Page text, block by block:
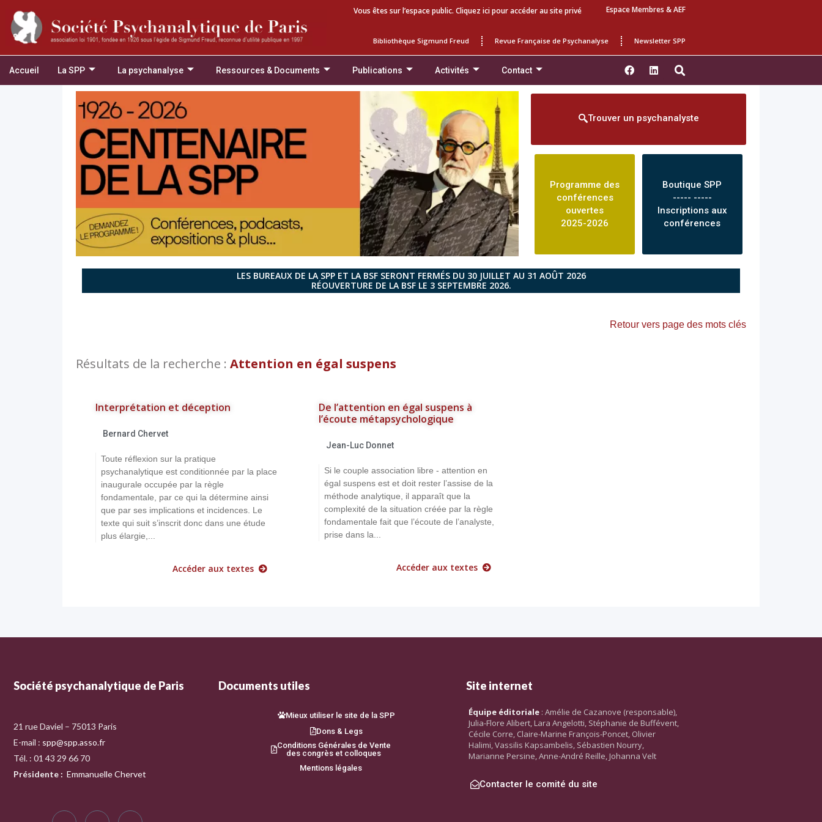
Vous êtes sur l’espace public. Cliquez ici pour accéder au site privé Espace Membres & AEF
Bibliothèque Sigmund Freud Revue Française de Psychanalyse Newsletter SPP
Accueil La SPP La psychanalyse Ressources & Documents Publications Activités Contact
Trouver un psychanalyste
Programme des
conférences
ouvertes
2025-2026
Boutique SPP
----- -----
Inscriptions aux
conférences
LES BUREAUX DE LA SPP ET LA BSF SERONT FERMÉS DU 30 JUILLET AU 31 AOÛT 2026
RÉOUVERTURE DE LA BSF LE 3 SEPTEMBRE 2026.
Retour vers page des mots clés
Résultats de la recherche : Attention en égal suspens
Interprétation et déception
Bernard Chervet
Toute réflexion sur la pratique
psychanalytique est conditionnée par la place
inaugurale occupée par la règle
fondamentale, par ce qui la détermine ainsi
que par ses implications et incidences. Le
texte qui suit s’inscrit donc dans une étude
plus élargie,...
Accéder aux textes
De l’attention en égal suspens à
l’écoute métapsychologique
Jean-Luc Donnet
Si le couple association libre - attention en
égal suspens est et doit rester l’assise de la
méthode analytique, il apparaît que la
complexité de la situation créée par la règle
fondamentale fait que l’écoute de l’analyste,
prise dans la...
Accéder aux textes
Société psychanalytique de Paris
21 rue Daviel – 75013 Paris
E-mail : spp@spp.asso.fr
Tél. : 01 43 29 66 70
Présidente : Emmanuelle Chervet
Documents utiles
Mieux utiliser le site de la SPP
Dons & Legs
Conditions Générales de Vente
des congrès et colloques
Mentions légales
Site internet
Équipe éditoriale : Amélie de Cazanove (responsable),
Julia-Flore Alibert, Lara Angelotti, Stéphanie de Buffévent,
Cécile Corre, Claire-Marine François-Poncet, Olivier
Halimi, Vassilis Kapsambelis, Sébastien Nourry,
Marianne Persine, Anne-André Reille, Johanna Velt
Contacter le comité du site